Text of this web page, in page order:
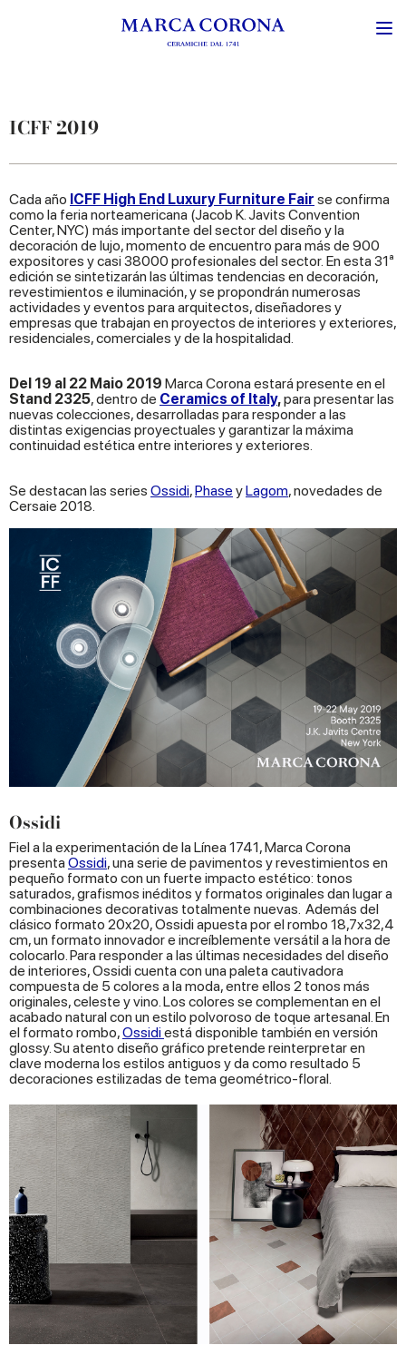
ICFF 2019
Cada año ICFF High End Luxury Furniture Fair se confirma
como la feria norteamericana (Jacob K. Javits Convention
Center, NYC) más importante del sector del diseño y la
decoración de lujo, momento de encuentro para más de 900
expositores y casi 38000 profesionales del sector. En esta 31ª
edición se sintetizarán las últimas tendencias en decoración,
revestimientos e iluminación, y se propondrán numerosas
actividades y eventos para arquitectos, diseñadores y
empresas que trabajan en proyectos de interiores y exteriores,
residenciales, comerciales y de la hospitalidad.
Del 19 al 22 Maio 2019 Marca Corona estará presente en el
Stand 2325, dentro de Ceramics of Italy,para presentar las
nuevas colecciones, desarrolladas para responder a las
distintas exigencias proyectuales y garantizar la máxima
continuidad estética entre interiores y exteriores.
Se destacan las series Ossidi,Phase yLagom, novedades de
Cersaie 2018.
Ossidi
Fiel a la experimentación de la Línea 1741, Marca Corona
presenta Ossidi, una serie de pavimentos y revestimientos en
pequeño formato con un fuerte impacto estético: tonos
saturados, grafismos inéditos y formatos originales dan lugar a
combinaciones decorativas totalmente nuevas. Además del
clásico formato 20x20, Ossidi apuesta por el rombo 18,7x32,4
cm, un formato innovador e increíblemente versátil a la hora de
colocarlo. Para responder a las últimas necesidades del diseño
de interiores, Ossidi cuenta con una paleta cautivadora
compuesta de 5 colores a la moda, entre ellos 2 tonos más
originales, celeste y vino. Los colores se complementan en el
acabado natural con un estilo polvoroso de toque artesanal. En
el formato rombo,Ossidiestá disponible también en versión
glossy. Su atento diseño gráfico pretende reinterpretar en
clave moderna los estilos antiguos y da como resultado 5
decoraciones estilizadas de tema geométrico-floral.